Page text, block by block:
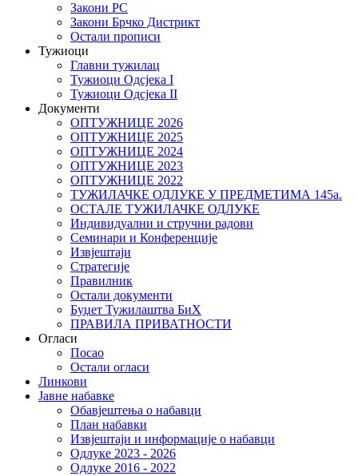
Закони РС
Закони Брчко Дистрикт
Остали прописи
Тужиоци
Главни тужилац
Тужиоци Oдсјекa I
Тужиоци Oдсјекa II
Документи
ОПТУЖНИЦЕ 2026
ОПТУЖНИЦЕ 2025
ОПТУЖНИЦЕ 2024
ОПТУЖНИЦЕ 2023
ОПТУЖНИЦЕ 2022
ТУЖИЛАЧКЕ ОДЛУКЕ У ПРЕДМЕТИМА 145а.
ОСТАЛЕ ТУЖИЛАЧКЕ ОДЛУКЕ
Индивидуални и стручни радови
Семинари и Конференције
Извјештаји
Стратегије
Правилник
Остали документи
Буџет Тужилаштва БиХ
ПРАВИЛА ПРИВАТНОСТИ
Огласи
Посао
Остали огласи
Линкови
Јавне набавке
Обавјештења о набавци
План набавки
Извјештаји и информације о набавци
Одлуке 2023 - 2026
Одлуке 2016 - 2022